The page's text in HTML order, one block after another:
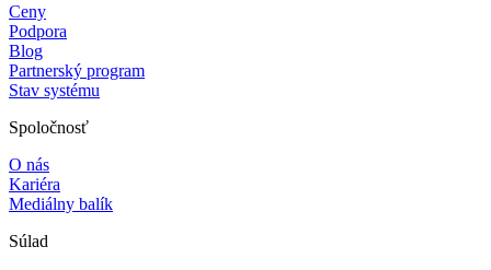
Ceny
Podpora
Blog
Partnerský program
Stav systému
Spoločnosť
O nás
Kariéra
Mediálny balík
Súlad